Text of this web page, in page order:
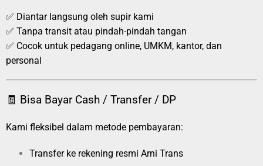
✅ Diantar langsung oleh supir kami
✅ Tanpa transit atau pindah-pindah tangan
✅ Cocok untuk pedagang online, UMKM, kantor, dan
personal
🧾 Bisa Bayar Cash / Transfer / DP
Kami fleksibel dalam metode pembayaran:
Transfer ke rekening resmi Arni Trans